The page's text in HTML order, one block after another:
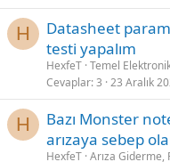
H
Datasheet
testi yapalım
HexfeT Temel
Cevaplar 3 23 Aralık
H
Bazı Monster
arızaya sebep
HexfeT Arıza Giderme,